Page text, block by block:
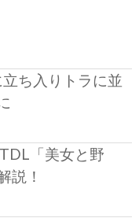
ち入りトラに並
「美女と野
説！